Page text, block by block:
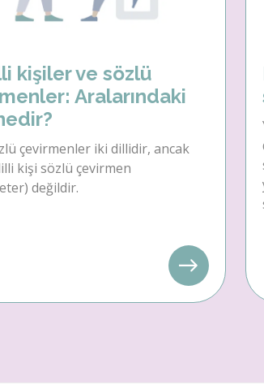
kişiler ve sözlü
Aralarındaki
çevirmenler iki dillidir, ancak
kişi sözlü çevirmen
değildir.